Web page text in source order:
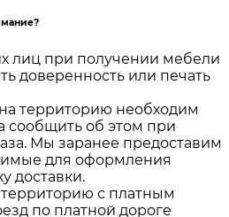
лиц при получении мебели
доверенность или печать
территорию необходим
сообщить об этом при
Мы заранее предоставим
для оформления
доставки.
с платным
по платной дороге